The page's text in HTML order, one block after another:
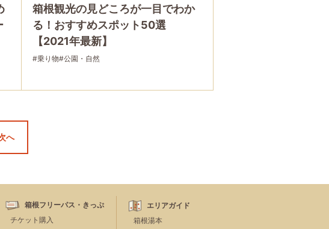
箱根観光の見どころが一目でわか
る！おすすめスポット50選
【2021年最新】
#乗り物#公園・自然
へ
箱根フリーパス・きっぷ
チケット購入
エリアガイド
箱根湯本